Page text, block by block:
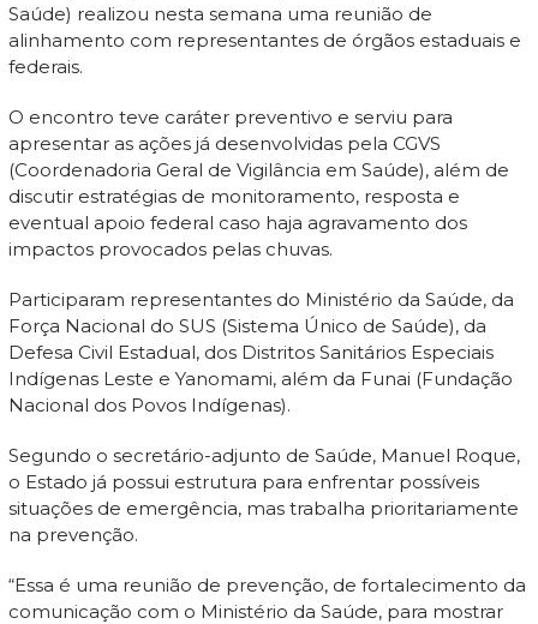
Saúde) realizou nesta semana uma reunião de
alinhamento com representantes de órgãos estaduais e
federais.
O encontro teve caráter preventivo e serviu para
apresentar as ações já desenvolvidas pela CGVS
(Coordenadoria Geral de Vigilância em Saúde), além de
discutir estratégias de monitoramento, resposta e
eventual apoio federal caso haja agravamento dos
impactos provocados pelas chuvas.
Participaram representantes do Ministério da Saúde, da
Força Nacional do SUS (Sistema Único de Saúde), da
Defesa Civil Estadual, dos Distritos Sanitários Especiais
Indígenas Leste e Yanomami, além da Funai (Fundação
Nacional dos Povos Indígenas).
Segundo o secretário-adjunto de Saúde, Manuel Roque,
o Estado já possui estrutura para enfrentar possíveis
situações de emergência, mas trabalha prioritariamente
na prevenção.
“Essa é uma reunião de prevenção, de fortalecimento da
comunicação com o Ministério da Saúde, para mostrar